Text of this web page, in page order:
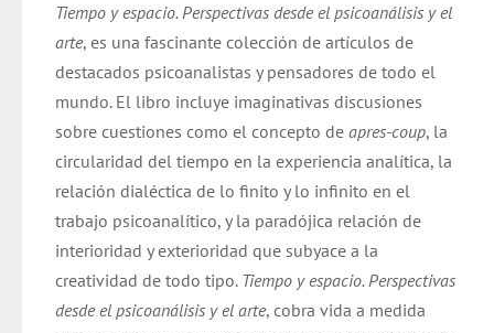
era:
$ 28.000.
es:
$ 26.000.
Tiempo y espacio. Perspectivas desde el psicoanálisis y el
arte, es una fascinante colección de artículos de
destacados psicoanalistas y pensadores de todo el
mundo. El libro incluye imaginativas discusiones
sobre cuestiones como el concepto de apres-coup, la
circularidad del tiempo en la experiencia analítica, la
relación dialéctica de lo finito y lo infinito en el
trabajo psicoanalítico, y la paradójica relación de
interioridad y exterioridad que subyace a la
creatividad de todo tipo. Tiempo y espacio. Perspectivas
desde el psicoanálisis y el arte, cobra vida a medida